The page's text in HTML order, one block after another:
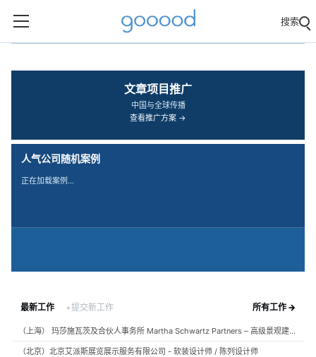
搜索
文章项目推广
中国与全球传播
查看推广方案 →
人气公司随机案例
正在加载案例…
最新工作 +提交新工作 所有工作 →
（上海） 玛莎施瓦茨及合伙人事务所 Martha Schwartz Partners – 高级景观建筑师 Senior Landscape Designer / 景观建筑师 Landscape Designer
（北京）北京艾派斯展览展示服务有限公司 - 软装设计师 / 陈列设计师